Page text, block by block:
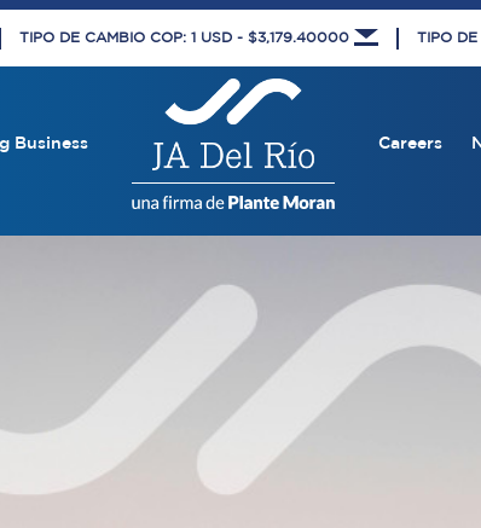
TIPO DE CAMBIO COP: 1 USD - $3,179.40000 TIPO DE
Business Careers